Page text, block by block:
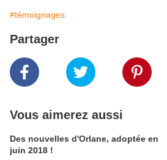
#témoignages
Partager
Vous aimerez aussi
Des nouvelles d'Orlane, adoptée en
juin 2018 !